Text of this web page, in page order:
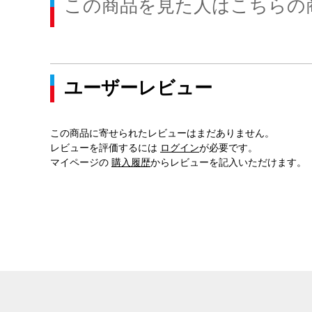
この商品を見た人はこちら
ユーザーレビュー
この商品に寄せられたレビューはまだありません。
レビューを評価するには ログインが必要です。
マイページの 購入履歴からレビューを記入いただけます。